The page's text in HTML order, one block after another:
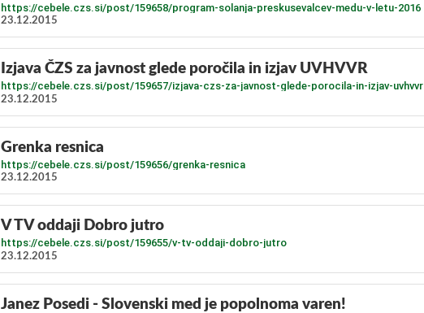
https://cebele.czs.si/post/159658/program-solanja-preskusevalcev-medu-v-letu-2016
23.12.2015
Izjava ČZS za javnost glede poročila in izjav UVHVVR
https://cebele.czs.si/post/159657/izjava-czs-za-javnost-glede-porocila-in-izjav-uvhvvr
23.12.2015
Grenka resnica
https://cebele.czs.si/post/159656/grenka-resnica
23.12.2015
V TV oddaji Dobro jutro
https://cebele.czs.si/post/159655/v-tv-oddaji-dobro-jutro
23.12.2015
Janez Posedi - Slovenski med je popolnoma varen!